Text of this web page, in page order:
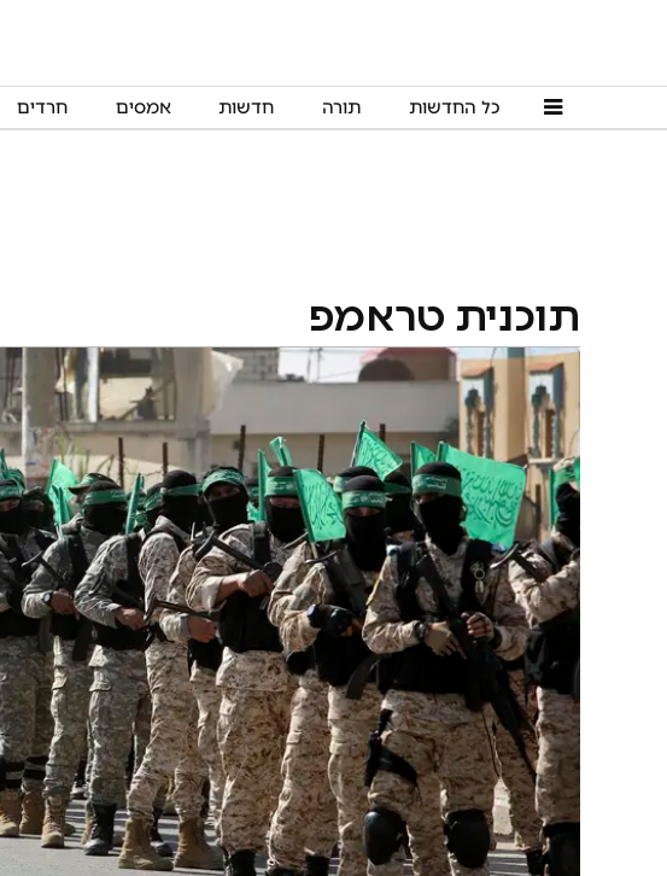
כל החדשות תורה חדשות אמסים חרדים
תוכנית טראמפ